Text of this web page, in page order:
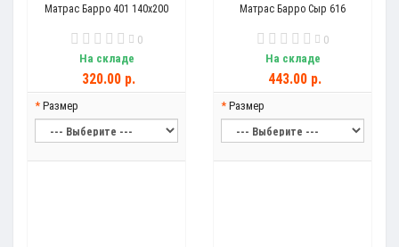
Матрас Барро 401 140x200
0
На складе
320.00 р.
Размер
Матраc Барро Сыр 616
0
На складе
443.00 р.
Размер